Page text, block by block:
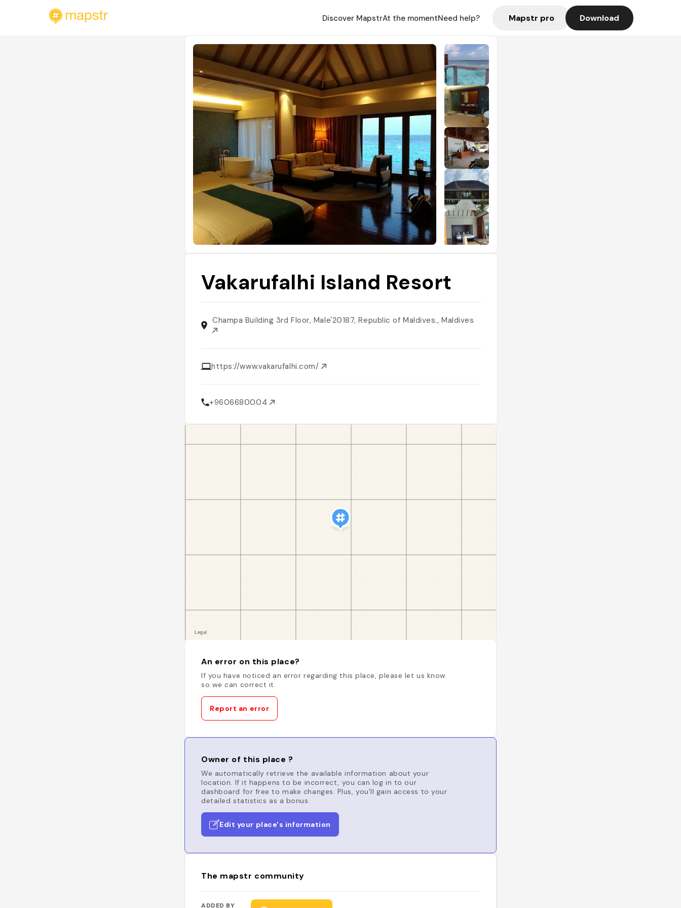
Discover MapstrAt the momentNeed help? Mapstr pro Download
Vakarufalhi Island Resort
Champa Building 3rd Floor, Male'20187, Republic of Maldives., Maldives
https://www.vakarufalhi.com/
+9606680004
An error on this place?
If you have noticed an error regarding this place, please let us know
so we can correct it.
Report an error
Owner of this place ?
We automatically retrieve the available information about your
location. If it happens to be incorrect, you can log in to our
dashboard for free to make changes. Plus, you'll gain access to your
detailed statistics as a bonus.
Edit your place's information
The mapstr community
ADDED BY